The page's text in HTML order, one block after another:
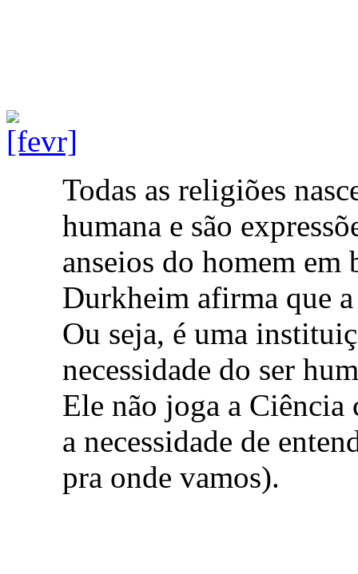
Todas as religiões
humana e são
anseios do homem em
Durkheim afirma que
Ou seja, é uma
necessidade do ser
Ele não joga a Ciência
a necessidade de
pra onde vamos).